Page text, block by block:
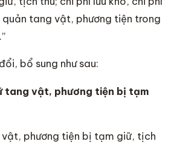
tang vật, phương tiện trong
bổ sung như sau:
tang vật, phương tiện bị tạm
phương tiện bị tạm giữ, tịch